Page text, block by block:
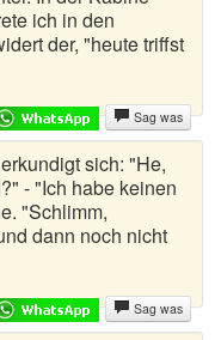
ich in den
der, "heute triffst
Sag was
sich: "He,
- "Ich habe keinen
"Schlimm,
dann noch nicht
Sag was